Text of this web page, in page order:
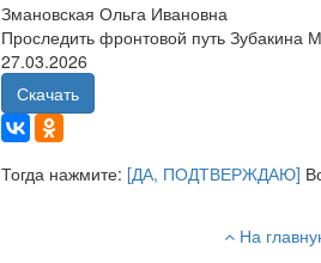
Змановская Ольга Ивановна
Проследить фронтовой путь Зубакина
27.03.2026
Скачать
Тогда нажмите: [ДА, ПОДТВЕРЖДАЮ]
На